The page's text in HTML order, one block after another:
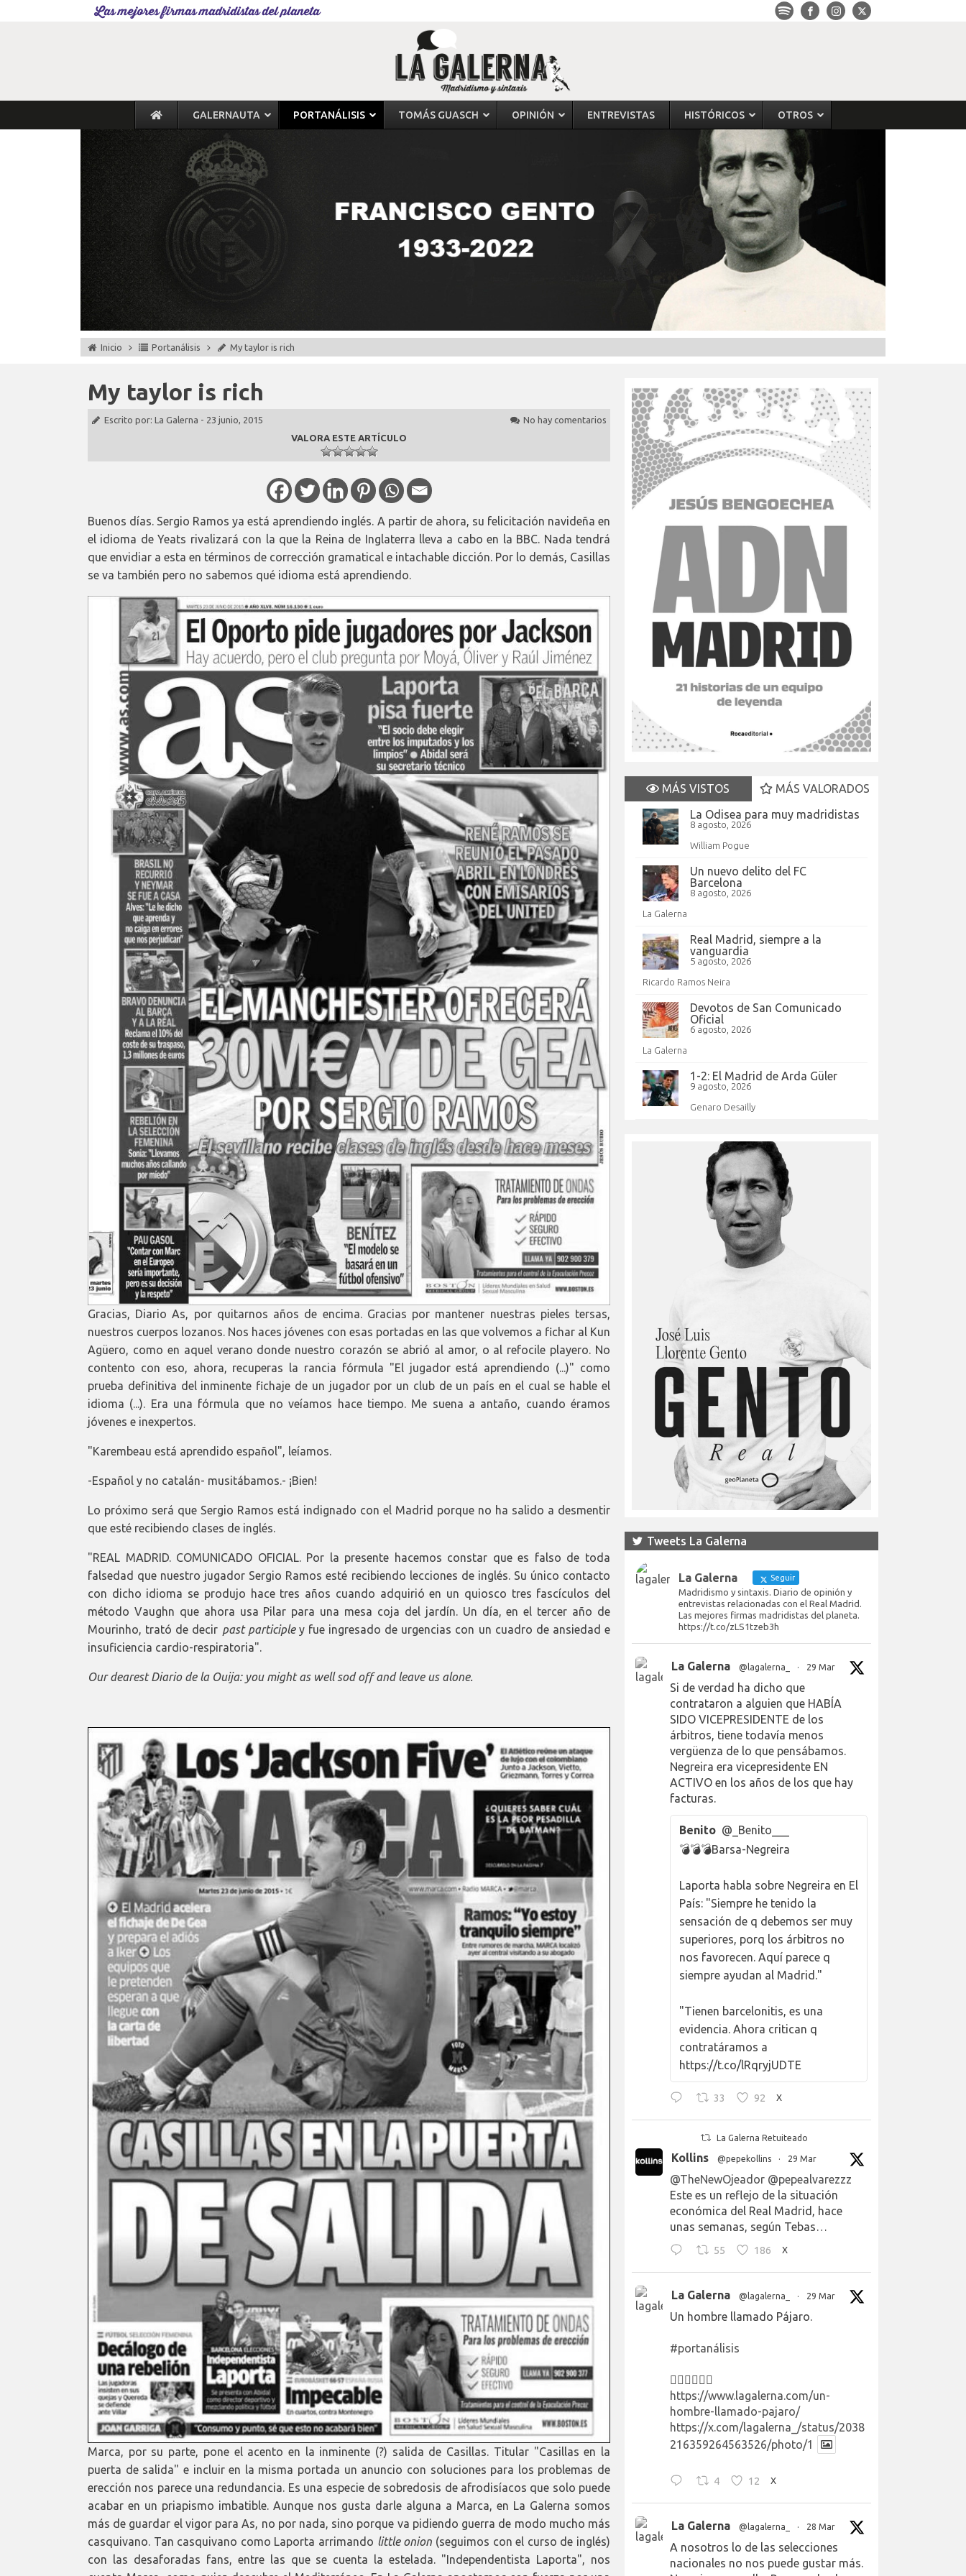
Las mejores firmas madridistas del planeta
GALERNAUTA PORTANÁLISIS TOMÁS GUASCH OPINIÓN ENTREVISTAS HISTÓRICOS OTROS
Inicio Portanálisis My taylor is rich
My taylor is rich
Escrito por: La Galerna - 23 junio, 2015
No hay comentarios
VALORA ESTE ARTÍCULO
Buenos días. Sergio Ramos ya está aprendiendo inglés. A partir de ahora, su felicitación navideña en
el idioma de Yeats rivalizará con la que la Reina de Inglaterra lleva a cabo en la BBC. Nada tendrá
que envidiar a esta en términos de corrección gramatical e intachable dicción. Por lo demás, Casillas
se va también pero no sabemos qué idioma está aprendiendo.
Gracias, Diario As, por quitarnos años de encima. Gracias por mantener nuestras pieles tersas,
nuestros cuerpos lozanos. Nos haces jóvenes con esas portadas en las que volvemos a fichar al Kun
Agüero, como en aquel verano donde nuestro corazón se abrió al amor, o al refocile playero. No
contento con eso, ahora, recuperas la rancia fórmula "El jugador está aprendiendo (...)" como
prueba definitiva del inminente fichaje de un jugador por un club de un país en el cual se hable el
idioma (...). Era una fórmula que no veíamos hace tiempo. Me suena a antaño, cuando éramos
jóvenes e inexpertos.
"Karembeau está aprendido español", leíamos.
-Español y no catalán- musitábamos.- ¡Bien!
Lo próximo será que Sergio Ramos está indignado con el Madrid porque no ha salido a desmentir
que esté recibiendo clases de inglés.
"REAL MADRID. COMUNICADO OFICIAL. Por la presente hacemos constar que es falso de toda
falsedad que nuestro jugador Sergio Ramos esté recibiendo lecciones de inglés. Su único contacto
con dicho idioma se produjo hace tres años cuando adquirió en un quiosco tres fascículos del
método Vaughn que ahora usa Pilar para una mesa coja del jardín. Un día, en el tercer año de
Mourinho, trató de decir past participley fue ingresado de urgencias con un cuadro de ansiedad e
insuficiencia cardio-respiratoria".
Our dearest Diario de la Ouija: you might as well sod off and leave us alone.
Marca, por su parte, pone el acento en la inminente (?) salida de Casillas. Titular "Casillas en la
puerta de salida" e incluir en la misma portada un anuncio con soluciones para los problemas de
erección nos parece una redundancia. Es una especie de sobredosis de afrodisíacos que solo puede
acabar en un priapismo imbatible. Aunque nos gusta darle alguna a Marca, en La Galerna somos
más de guardar el vigor para As, no por nada, sino porque va pidiendo guerra de modo mucho más
casquivano. Tan casquivano como Laporta arrimando little onion (seguimos con el curso de inglés)
con las desaforadas fans, entre las que se cuenta la estelada. "Independentista Laporta", nos
MÁS VISTOS
MÁS VALORADOS
La Odisea para muy madridistas
8 agosto, 2026
William Pogue
Un nuevo delito del FC
Barcelona
8 agosto, 2026
La Galerna
Real Madrid, siempre a la
vanguardia
5 agosto, 2026
Ricardo Ramos Neira
Devotos de San Comunicado
Oficial
6 agosto, 2026
La Galerna
1-2: El Madrid de Arda Güler
9 agosto, 2026
Genaro Desailly
Tweets La Galerna
La Galerna Seguir
Madridismo y sintaxis. Diario de opinión y
entrevistas relacionadas con el Real Madrid.
Las mejores firmas madridistas del planeta.
https://t.co/zLS1tzeb3h
La Galerna @lagalerna_ · 29 Mar
Si de verdad ha dicho que
contrataron a alguien que HABÍA
SIDO VICEPRESIDENTE de los
árbitros, tiene todavía menos
vergüenza de lo que pensábamos.
Negreira era vicepresidente EN
ACTIVO en los años de los que hay
facturas.
Benito @_Benito___
💣💣💣Barsa-Negreira
Laporta habla sobre Negreira en El
País: "Siempre he tenido la
sensación de q debemos ser muy
superiores, porq los árbitros no
nos favorecen. Aquí parece q
siempre ayudan al Madrid."
"Tienen barcelonitis, es una
evidencia. Ahora critican q
contratáramos a
https://t.co/lRqryjUDTE
33 92 X
La Galerna Retuiteado
Kollins @pepekollins · 29 Mar
@TheNewOjeador @pepealvarezzz
Este es un reflejo de la situación
económica del Real Madrid, hace
unas semanas, según Tebas…
55 186 X
La Galerna @lagalerna_ · 29 Mar
Un hombre llamado Pájaro.
#portanálisis
👉🏻👉🏻👉🏻
https://www.lagalerna.com/un-
hombre-llamado-pajaro/
https://x.com/lagalerna_/status/2038
216359264563526/photo/1
4 12 X
La Galerna @lagalerna_ · 28 Mar
A nosotros lo de las selecciones
nacionales no nos puede gustar más.